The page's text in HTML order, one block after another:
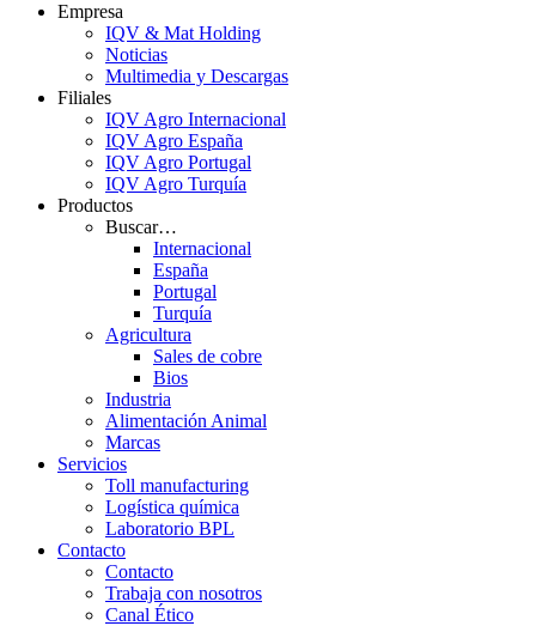
Empresa
IQV & Mat Holding
Noticias
Multimedia y Descargas
Filiales
IQV Agro Internacional
IQV Agro España
IQV Agro Portugal
IQV Agro Turquía
Productos
Buscar…
Internacional
España
Portugal
Turquía
Agricultura
Sales de cobre
Bios
Industria
Alimentación Animal
Marcas
Servicios
Toll manufacturing
Logística química
Laboratorio BPL
Contacto
Contacto
Trabaja con nosotros
Canal Ético